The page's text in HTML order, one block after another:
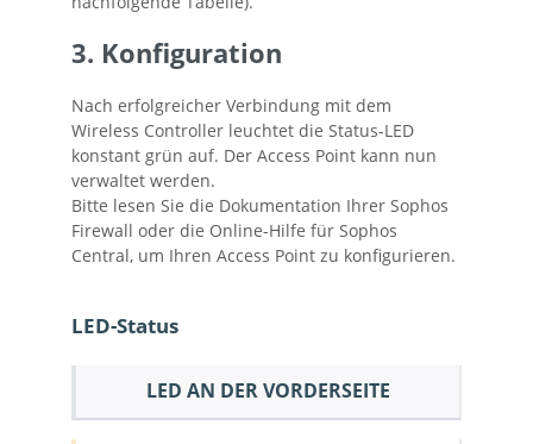
3. Konfiguration
Nach erfolgreicher Verbindung mit dem
Wireless Controller leuchtet die Status-LED
konstant grün auf. Der Access Point kann nun
verwaltet werden.
Bitte lesen Sie die Dokumentation Ihrer Sophos
Firewall oder die Online-Hilfe für Sophos
Central, um Ihren Access Point zu konfigurieren.
LED-Status
LED AN DER VORDERSEITE